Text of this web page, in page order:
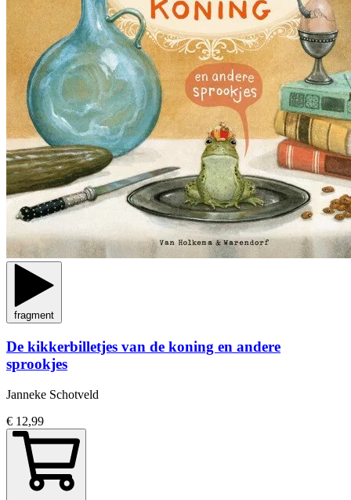
fragment
De kikkerbilletjes van de koning en andere
sprookjes
Janneke Schotveld
€ 12,99